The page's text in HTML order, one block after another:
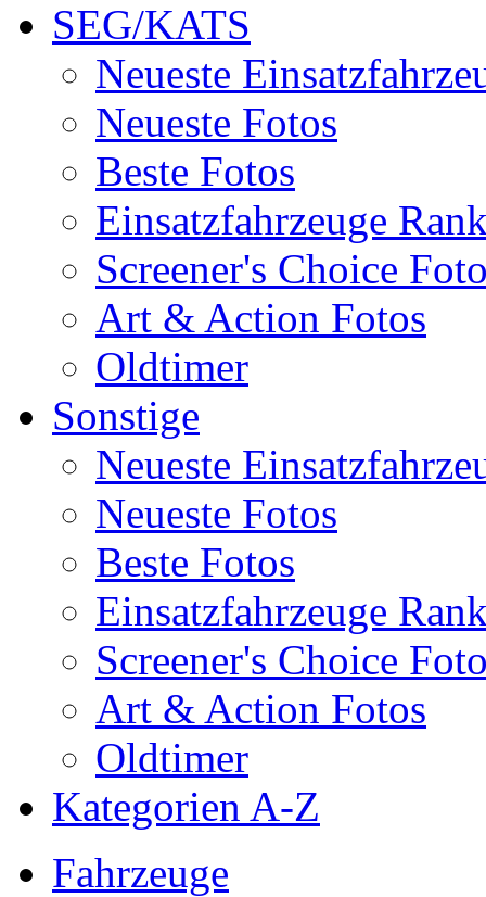
SEG/KATS
Neueste
Neueste Fotos
Beste Fotos
Einsatzfahrzeuge
Screener's Choice
Art & Action Fotos
Oldtimer
Sonstige
Neueste
Neueste Fotos
Beste Fotos
Einsatzfahrzeuge
Screener's Choice
Art & Action Fotos
Oldtimer
Kategorien A-Z
Fahrzeuge